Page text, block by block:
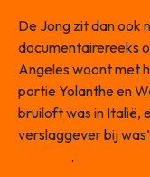
De Jong zit dan ook
documentairereeks
Angeles woont met
portie Yolanthe en
bruiloft was in Italië,
verslaggever bij
.